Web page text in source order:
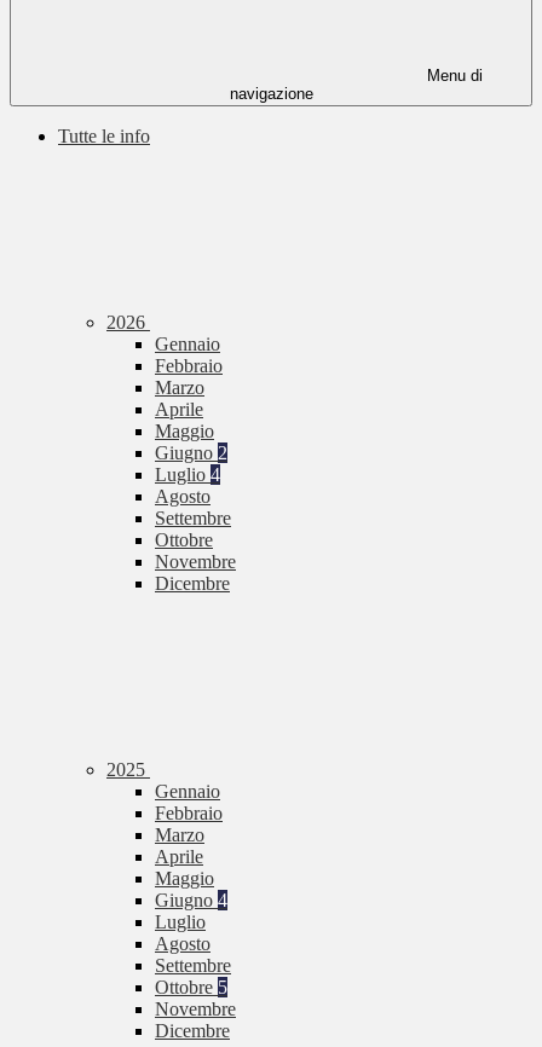
Menu di
navigazione
Tutte le info
2026
Gennaio
Febbraio
Marzo
Aprile
Maggio
Giugno 2
Luglio 4
Agosto
Settembre
Ottobre
Novembre
Dicembre
2025
Gennaio
Febbraio
Marzo
Aprile
Maggio
Giugno 4
Luglio
Agosto
Settembre
Ottobre 5
Novembre
Dicembre